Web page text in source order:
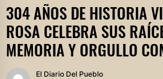
304 AÑOS DE HISTORIA
ROSA CELEBRA SUS
MEMORIA Y ORGULLO
El Diario Del Pueblo